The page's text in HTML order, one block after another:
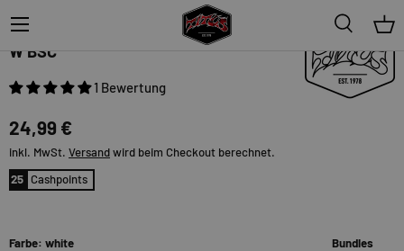
Suche
Menü
TITUS
W BSC
1 Bewertung
24,99 €
inkl. MwSt. Versandwird beim Checkout berechnet.
25 Cashpoints
Farbe: white Bundles